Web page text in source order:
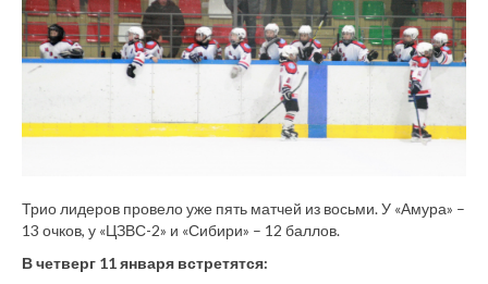
Трио лидеров провело уже пять матчей из восьми. У «Амура» –
13 очков, у «ЦЗВС-2» и «Сибири» – 12 баллов.
В четверг 11 января встретятся: